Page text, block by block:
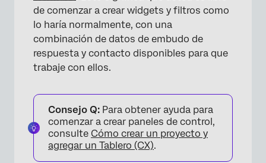
de comenzar a crear widgets y filtros como
lo haría normalmente, con una
combinación de datos de embudo de
respuesta y contacto disponibles para que
trabaje con ellos.
Consejo Q: Para obtener ayuda para
comenzar a crear paneles de control,
consulte Cómo crear un proyecto y
agregar un Tablero (CX).